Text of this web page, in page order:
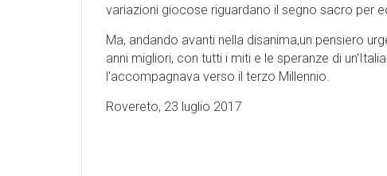
variazioni giocose riguardano il segno sacro per
Ma, andando avanti nella disanima,un pensiero
anni migliori, con tutti i miti e le speranze di
l'accompagnava verso il terzo Millennio.
Rovereto, 23 luglio 2017